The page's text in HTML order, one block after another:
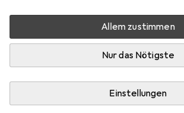
Allem zustimmen
Nur das Nötigste
Einstellungen
Zubehör Running Sohlen
Produktliste